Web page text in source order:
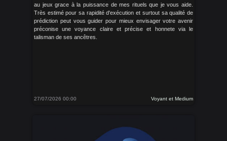
au jeux grace à la puissance de mes rituels que je vous aide.
Très estimé pour sa rapidité d'exécution et surtout sa qualité de
prédiction peut vous guider pour mieux envisager votre avenir
préconise une voyance claire et précise et honnete via le
talisman de ses ancêtres.
27/07/2026 00:00 Voyant et Medium